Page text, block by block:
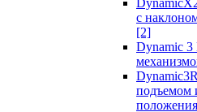
с
[2]
Dynamic
подъемом
положения